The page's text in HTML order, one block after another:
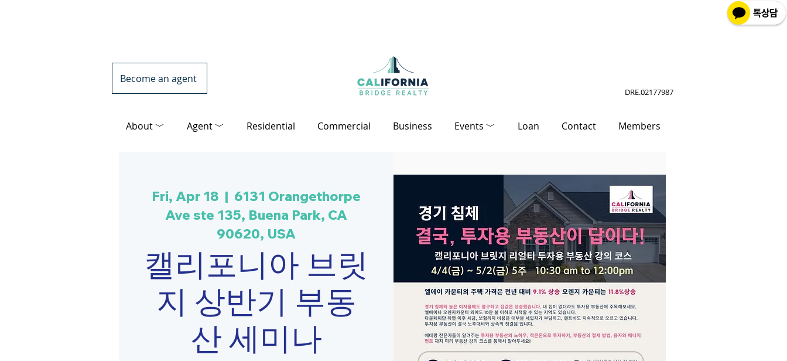
Become an agent
DRE.02177987
About ﹀ Agent ﹀ Residential Commercial Business Events ﹀ Loan Contact Members
Fri, Apr 18
  |
6131 Orangethorpe
Ave ste 135, Buena Park, CA
90620, USA
캘리포니아 브릿
지 상반기 부동
산 세미나